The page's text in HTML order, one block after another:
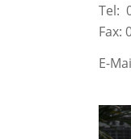
Tel:
Fax:
E-